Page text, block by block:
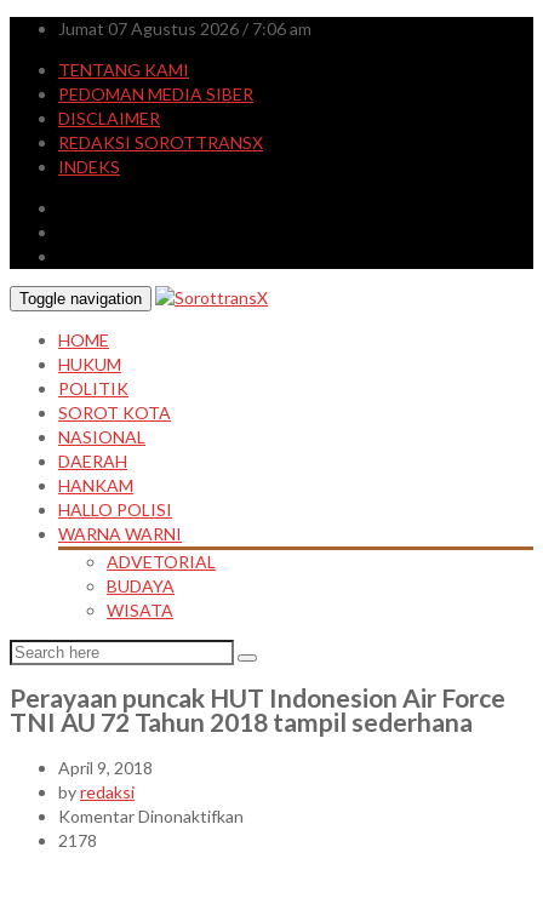
Jumat 07 Agustus 2026 / 7:06 am
TENTANG KAMI
PEDOMAN MEDIA SIBER
DISCLAIMER
REDAKSI SOROTTRANSX
INDEKS
Toggle navigation
HOME
HUKUM
POLITIK
SOROT KOTA
NASIONAL
DAERAH
HANKAM
HALLO POLISI
WARNA WARNI
ADVETORIAL
BUDAYA
WISATA
Perayaan puncak HUT Indonesion Air Force
TNI AU 72 Tahun 2018 tampil sederhana
April 9, 2018
byredaksi
Komentar Dinonaktifkan
2178